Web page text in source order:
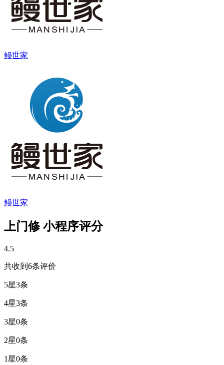
鳗世家
鳗世家
上门修 小程序评分
4.5
共收到6条评价
5星3条
4星3条
3星0条
2星0条
1星0条